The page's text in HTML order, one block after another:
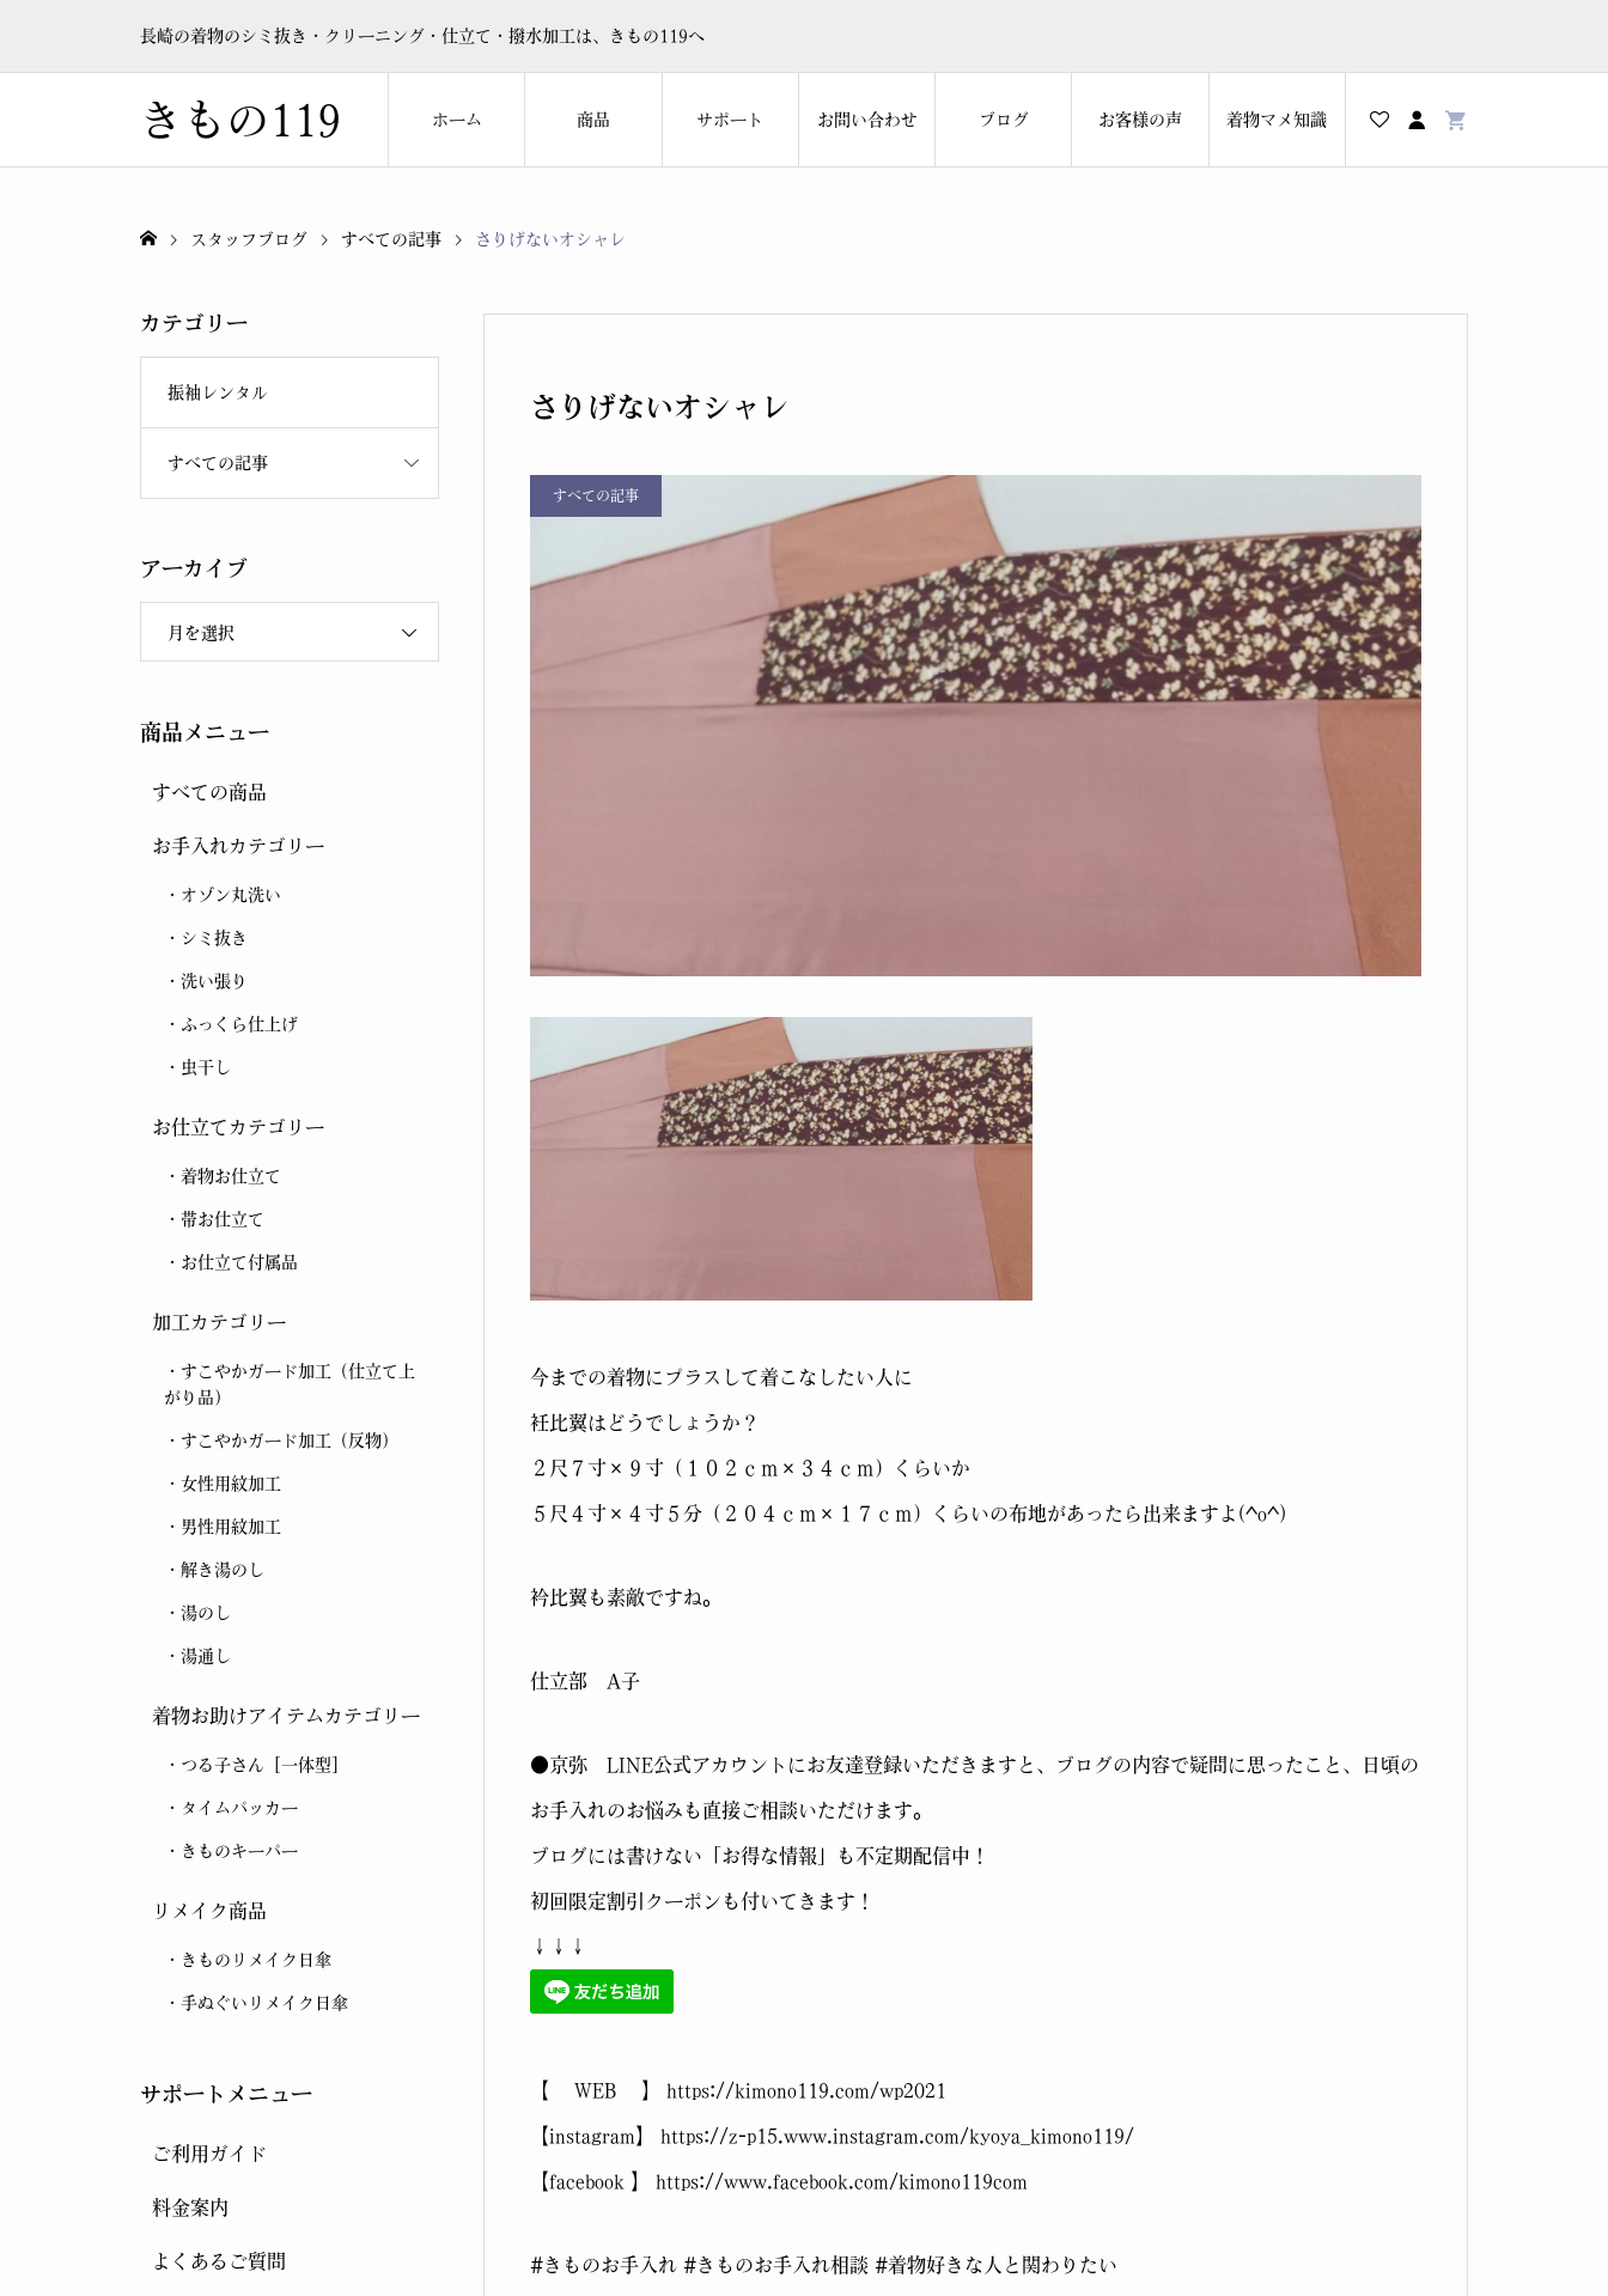
長崎の着物のシミ抜き・クリーニング・仕立て・撥水加工は、きもの119へ
きもの119 ホーム 商品 サポート お問い合わせ ブログ お客様の声 着物マメ知識
スタッフブログ すべての記事 さりげないオシャレ
さりげないオシャレ
すべての記事
今までの着物にプラスして着こなしたい人に
衽比翼はどうでしょうか？
２尺７寸×９寸（１０２ｃｍ×３４ｃｍ）くらいか
５尺４寸×４寸５分（２０４ｃｍ×１７ｃｍ）くらいの布地があったら出来ますよ(^o^)
衿比翼も素敵ですね。
仕立部 A子
●京弥 LINE公式アカウントにお友達登録いただきますと、ブログの内容で疑問に思ったこと、日頃の
お手入れのお悩みも直接ご相談いただけます。
ブログには書けない「お得な情報」も不定期配信中！
初回限定割引クーポンも付いてきます！
↓↓↓
【 WEB 】 https://kimono119.com/wp2021
【instagram】 https://z-p15.www.instagram.com/kyoya_kimono119/
【facebook 】 https://www.facebook.com/kimono119com
#きものお手入れ #きものお手入れ相談 #着物好きな人と関わりたい
カテゴリー
振袖レンタル
すべての記事
アーカイブ
月を選択
商品メニュー
すべての商品
お手入れカテゴリー
オゾン丸洗い
シミ抜き
洗い張り
ふっくら仕上げ
虫干し
お仕立てカテゴリー
着物お仕立て
帯お仕立て
お仕立て付属品
加工カテゴリー
すこやかガード加工（仕立て上
がり品）
すこやかガード加工（反物）
女性用紋加工
男性用紋加工
解き湯のし
湯のし
湯通し
着物お助けアイテムカテゴリー
つる子さん［一体型］
タイムパッカー
きものキーパー
リメイク商品
きものリメイク日傘
手ぬぐいリメイク日傘
サポートメニュー
ご利用ガイド
料金案内
よくあるご質問